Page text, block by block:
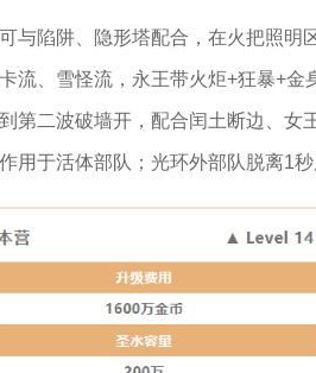
与陷阱、隐形塔配合，在火把照明
流、雪怪流，永王带火炬+狂暴+
第二波破墙开，配合闰土断边、女
用于活体部队；光环外部队脱离1